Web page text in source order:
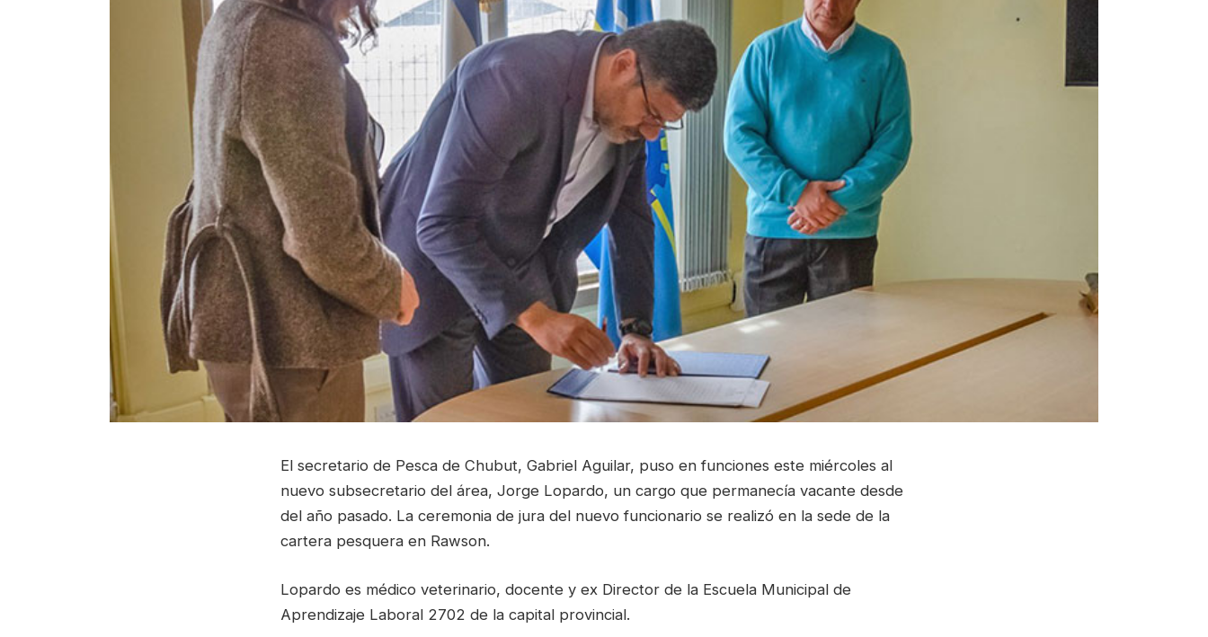
El secretario de Pesca de Chubut, Gabriel Aguilar, puso en funciones este miércoles al
nuevo subsecretario del área, Jorge Lopardo, un cargo que permanecía vacante desde
del año pasado. La ceremonia de jura del nuevo funcionario se realizó en la sede de la
cartera pesquera en Rawson.
Lopardo es médico veterinario, docente y ex Director de la Escuela Municipal de
Aprendizaje Laboral 2702 de la capital provincial.